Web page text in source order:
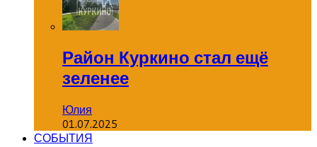
Район Куркино стал ещё
зеленее
Юлия
01.07.2025
СОБЫТИЯ